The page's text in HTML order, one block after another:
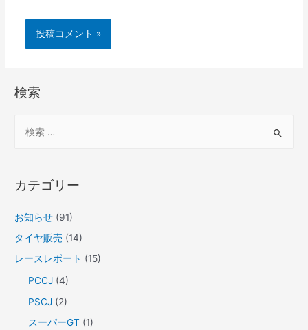
検索
カテゴリー
お知らせ (91)
タイヤ販売 (14)
レースレポート (15)
PCCJ (4)
PSCJ (2)
スーパーGT (1)